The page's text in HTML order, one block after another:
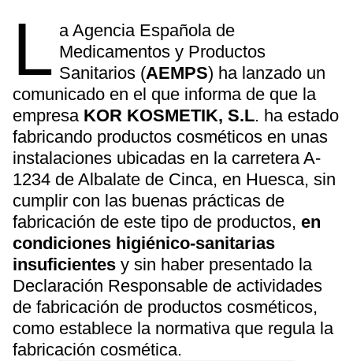
L a Agencia Española de
Medicamentos y Productos
Sanitarios (AEMPS) ha lanzado un
comunicado en el que informa de que la
empresa KOR KOSMETIK, S.L. ha estado
fabricando productos cosméticos en unas
instalaciones ubicadas en la carretera A-
1234 de Albalate de Cinca, en Huesca, sin
cumplir con las buenas prácticas de
fabricación de este tipo de productos, en
condiciones higiénico-sanitarias
insuficientes y sin haber presentado la
Declaración Responsable de actividades
de fabricación de productos cosméticos,
como establece la normativa que regula la
fabricación cosmética.